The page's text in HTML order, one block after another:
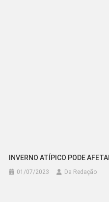
INVERNO ATÍPICO PODE
01/07/2023 Da Redação